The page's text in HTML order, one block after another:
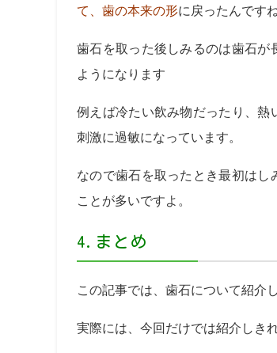
て、歯の本来の形に戻ったんですね
歯石を取った後しみるのは歯石が
ようになります
例えば冷たい飲み物だったり、熱
刺激に過敏になっています。
なので歯石を取ったとき最初はし
ことが多いですよ。
4.まとめ
この記事では、歯石について紹介
実際には、今回だけでは紹介しき